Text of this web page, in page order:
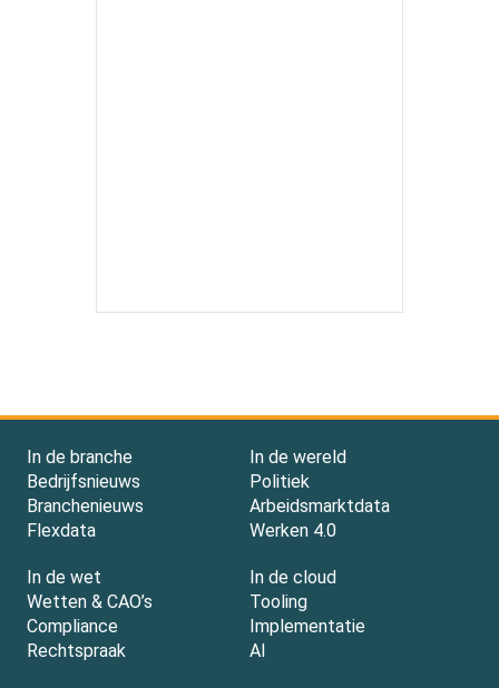
In de branche
Bedrijfsnieuws
Branchenieuws
Flexdata
In de wereld
Politiek
Arbeidsmarktdata
Werken 4.0
In de wet
Wetten & CAO’s
Compliance
Rechtspraak
In de cloud
Tooling
Implementatie
AI